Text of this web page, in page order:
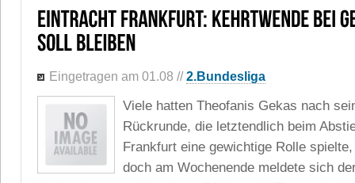
Eingetragen am 01.08 //2.Bundesliga
Viele hatten Theofanis Gekas nach
Rückrunde, die letztendlich beim
Frankfurt eine gewichtige Rolle
doch am Wochenende meldete sich